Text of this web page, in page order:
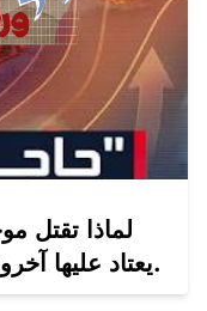
لماذا تقتل
يعتاد عليها آخرون في الدول العربية مثل مصر.